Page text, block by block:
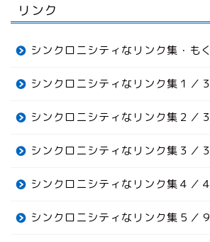
リンク
シンクロニシティなリンク集・も
シンクロニシティなリンク集１／３
シンクロニシティなリンク集２／３
シンクロニシティなリンク集３／３
シンクロニシティなリンク集４／４
シンクロニシティなリンク集５／９